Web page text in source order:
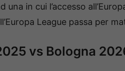
una in cui l’accesso
League passa per
vs Bologna